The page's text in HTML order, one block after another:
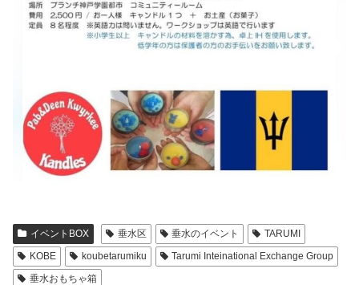
イベントBOX 垂水区 垂水のイベント
TARUMI
KOBE
koubetarumiku
Tarumi Inteinational Exchange Group
垂水おもちゃ箱